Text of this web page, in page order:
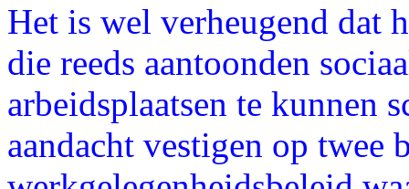
Het is wel verheugend dat
die reeds aantoonden
arbeidsplaatsen te kunnen
aandacht vestigen op twee